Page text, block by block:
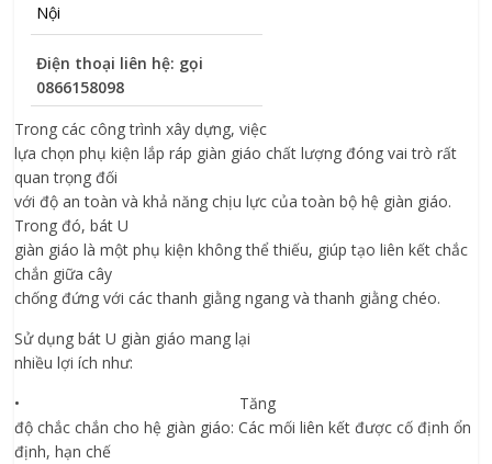
Nội
Điện thoại liên hệ: gọi
0866158098
Trong các công trình xây dựng, việc
lựa chọn phụ kiện lắp ráp giàn giáo chất lượng đóng vai trò rất
quan trọng đối
với độ an toàn và khả năng chịu lực của toàn bộ hệ giàn giáo.
Trong đó, bát U
giàn giáo là một phụ kiện không thể thiếu, giúp tạo liên kết chắc
chắn giữa cây
chống đứng với các thanh giằng ngang và thanh giằng chéo.
Sử dụng bát U giàn giáo mang lại
nhiều lợi ích như:
• Tăng
độ chắc chắn cho hệ giàn giáo: Các mối liên kết được cố định ổn
định, hạn chế